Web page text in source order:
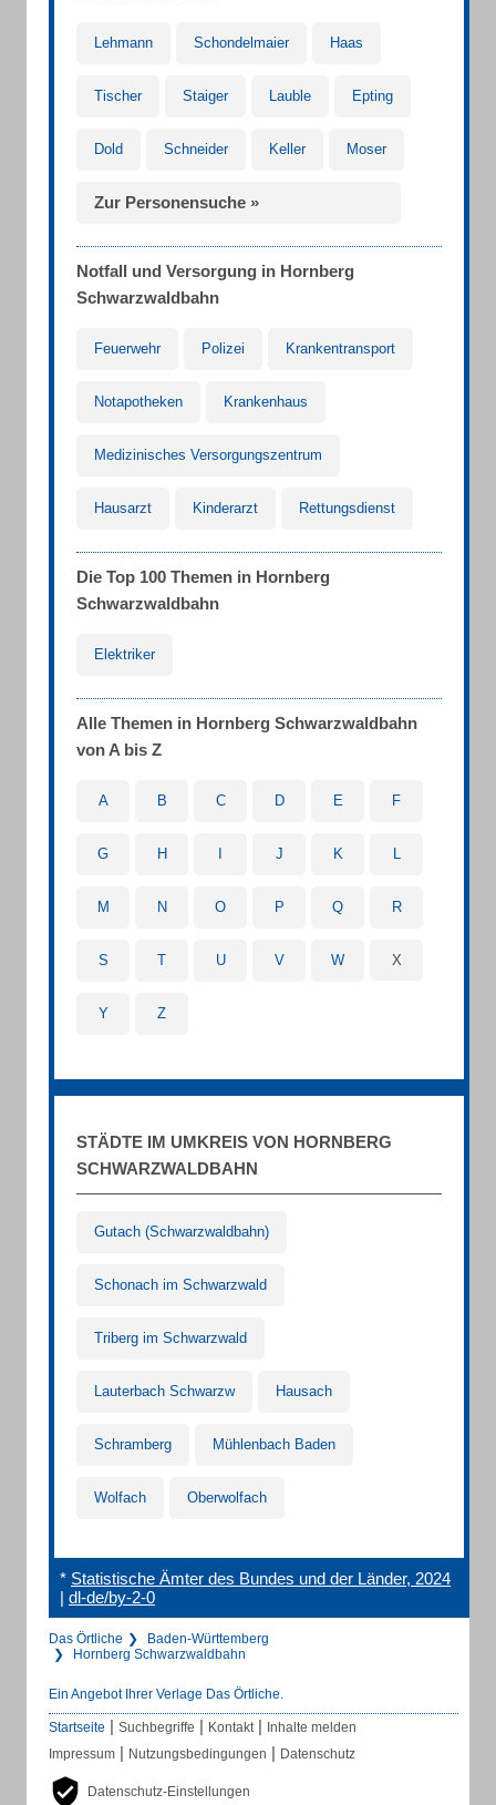
Lehmann Schondelmaier Haas
Tischer Staiger Lauble Epting
Dold Schneider Keller Moser
Zur Personensuche »
Notfall und Versorgung in Hornberg
Schwarzwaldbahn
Feuerwehr Polizei Krankentransport
Notapotheken Krankenhaus
Medizinisches Versorgungszentrum
Hausarzt Kinderarzt Rettungsdienst
Die Top 100 Themen in Hornberg
Schwarzwaldbahn
Elektriker
Alle Themen in Hornberg Schwarzwaldbahn
von A bis Z
A B C D E F
G H J K L
M N O P Q R
S T U V W X
Y Z
STÄDTE IM UMKREIS VON HORNBERG
SCHWARZWALDBAHN
Gutach (Schwarzwaldbahn)
Schonach im Schwarzwald
Triberg im Schwarzwald
Lauterbach Schwarzw Hausach
Schramberg Mühlenbach Baden
Wolfach Oberwolfach
* Statistische Ämter des Bundes und der Länder, 2024
| dl-de/by-2-0
Das Örtliche
Baden-Württemberg
Hornberg Schwarzwaldbahn
Ein Angebot Ihrer Verlage Das Örtliche.
Startseite | Suchbegriffe | Kontakt | Inhalte melden
Impressum | Nutzungsbedingungen | Datenschutz
Datenschutz-Einstellungen